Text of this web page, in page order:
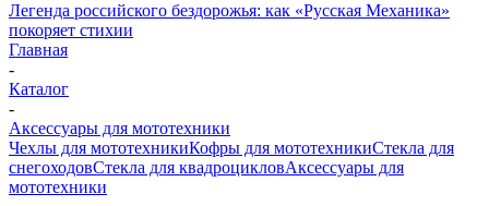
Легенда российского бездорожья: как «Русская Механика»
покоряет стихии
Главная
-
Каталог
-
Аксессуары для мототехники
Чехлы для мототехникиКофры для мототехникиСтекла для
снегоходовСтекла для квадроцикловАксессуары для
мототехники